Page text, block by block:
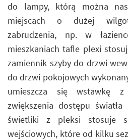
do lampy, którą można
miejscach o dużej
zabrudzenia, np. w
mieszkaniach tafle plexi
zamiennik szyby do drzwi
do drzwi pokojowych
umieszcza się wstawkę
zwiększenia dostępu
świetliki z pleksi stosuje
wejściowych, które od kilku